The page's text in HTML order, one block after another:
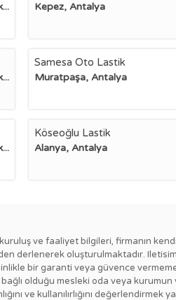
Kepez, Antalya
Samesa Oto Lastik
Muratpaşa, Antalya
Köseoğlu Lastik
Alanya, Antalya
ve faaliyet bilgileri, firmanın kendi
derlenerek oluşturulmaktadır.
bir garanti veya güvence
olduğu mesleki oda veya
kullanılırlığını değerlendirmek